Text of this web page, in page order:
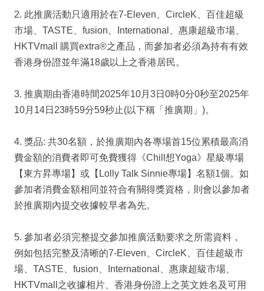
2. 此推廣活動只適用於在7-Eleven、CircleK、百佳超級
市場、TASTE、fusion、International、惠康超級市場、
HKTVmall 購買extra®之產品，而參加者必須為持有有效
香港身份證並年滿18歲以上之香港居民。
3. 推廣期由香港時間2025年10月3日0時0分0秒至2025年
10月14日23時59分59秒止(以下稱「推廣期」)。
4. 獎品: 共30名額，於推廣期內各專場首15位累積最高消
費金額的消費者即可免費獲得《Chill想Yoga》星級專場
【東方昇專場】或【Lolly Talk Sinnie專場】名額1個。如
參加者消費金額相同並符合有關得獎資格，則會以參加者
於推廣期內提交收據較早者為先。
5. 參加者必須完整提交參加推廣活動要求之所需資料，
例如包括完整及清晰的7-Eleven、CircleK、百佳超級市
場、TASTE、fusion、International、惠康超級市場、
HKTVmall之收據相片、香港身份證上之英文姓名及可用